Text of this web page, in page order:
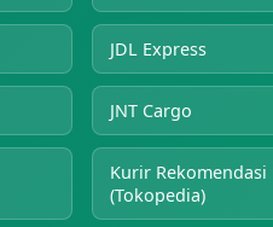
JDL Express
JNT Cargo
Kurir Rekomendasi
(Tokopedia)